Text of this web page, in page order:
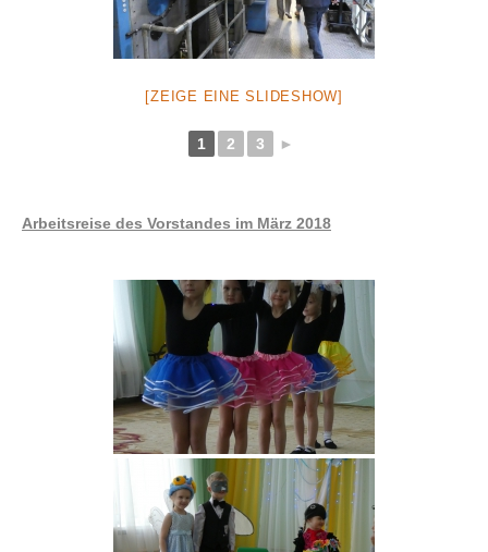
[ZEIGE EINE SLIDESHOW]
1 2 3 ►
Arbeitsreise des Vorstandes im März 2018